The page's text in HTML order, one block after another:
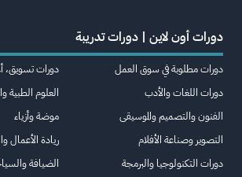
دورات أون لاين | دورات تدريبة
دورات مطلوبة في سوق العمل
دورات اللغات والأدب
الفنون والتصميم والموسيقى
التصوير وصناعة الأفلام
دورات التكنولوجيا والبرمجة
دورات تسويق،
العلوم الطبية
موضة وأزياء
ريادة الأعمال
الضيافة